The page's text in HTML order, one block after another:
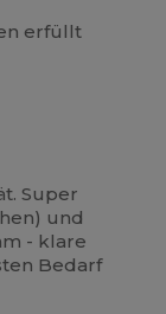
erfüllt
Super
und
- klare
Bedarf